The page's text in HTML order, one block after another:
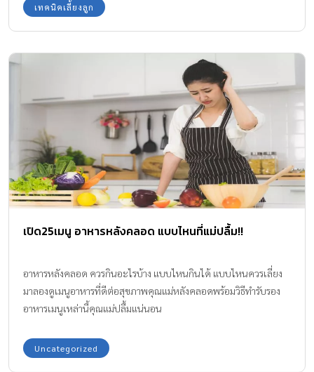
เทคนิคเลี้ยงลูก
เปิด25เมนู อาหารหลังคลอด แบบไหนที่แม่ปลื้ม!!
อาหารหลังคลอด ควรกินอะไรบ้าง แบบไหนกินได้ แบบไหนควรเลี่ยง
มาลองดูเมนูอาหารที่ดีต่อสุขภาพคุณแม่หลังคลอดพร้อมวิธีทำรับรอง
อาหารเมนูเหล่านี้คุณแม่ปลื้มแน่นอน
Uncategorized